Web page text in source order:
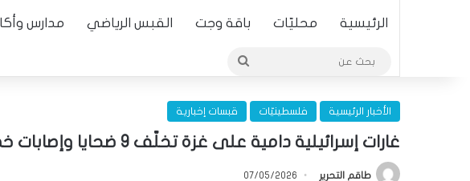
الرئيسية محليّات باقة وجت القبس الرياضي مدارس
الأخبار الرئيسية فلسطينيّات قبسات إخبارية
غارات إسرائيلية دامية على غزة تخلّف 9 ضحايا وإصابات خطيرة
طاقم التحرير 07/05/2026